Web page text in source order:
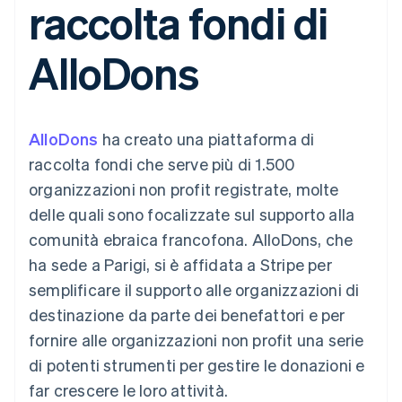
flessibile
Metodi di
pagamento
Terminal
Pagamenti di
Boost
ottimizzata
Link
Pagamento
accelerato
Financial
Conti finanziari
collegati
della contabilità
Stripe Sigma
personalizzati
Data Pipeline
Altro
Product roadmap
Scopri cosa ti aspetta
Gestione del denaro
Piattaforme
SaaS
Aziende di IA
Creator economy
Gaming
Ospitalità, viaggi e
tempo libero
Assicurazione
intrattenimento
Organizzazioni non
profit
Servizi professionali
Pubblica
amministrazione
Commercio al dettaglio
Gestire gli
abbonamenti
Offrire addebiti in base
Emettere carte
garantite da stablecoin
gestisci i servizi con gli
agenti
Risorse
Integrazioni app
Esempi di codice
Blog per sviluppatori
Stato dell'API
Roadmap del prodotto
Conferenza annuale
Lavora con noi
Sala stampa
Recapiti
Contattaci
Diventa nostro partner
raccolta fondi di
AlloDons
AlloDons ha creato una piattaforma di
raccolta fondi che serve più di 1.500
organizzazioni non profit registrate, molte
delle quali sono focalizzate sul supporto alla
comunità ebraica francofona. AlloDons, che
ha sede a Parigi, si è affidata a Stripe per
semplificare il supporto alle organizzazioni di
destinazione da parte dei benefattori e per
fornire alle organizzazioni non profit una serie
di potenti strumenti per gestire le donazioni e
far crescere le loro attività.